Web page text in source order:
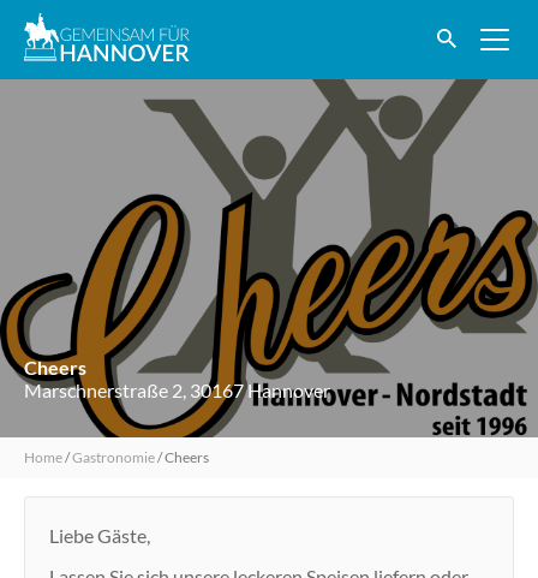
Cheers
Marschnerstraße 2, 30167 Hannover
Home/Gastronomie/Cheers
Liebe Gäste,